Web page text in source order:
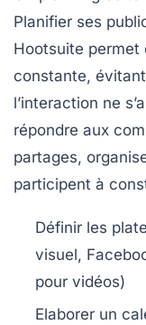
Planifier ses
Hootsuite permet
constante,
l’interaction ne
répondre aux
partages,
participent à
Définir les
visuel,
pour vidéos)
Elaborer un